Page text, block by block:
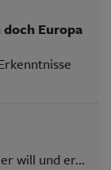
Europa
will und er...